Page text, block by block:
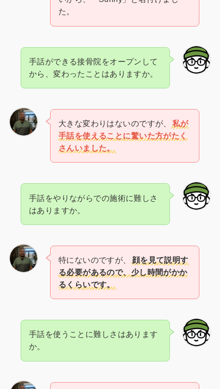
た。
手話ができる接骨院をオープンして
から、変わったことはありますか。
大きな変わりはないのですが、
私が
手話を使えることに驚いた方がたく
さんいました。
手話をやりながらでの施術に難しさ
はありますか。
特にないのですが、
顔を見て説明す
る必要があるので、少し時間がかか
るくらいです。
手話を使うことに難しさはあります
か。